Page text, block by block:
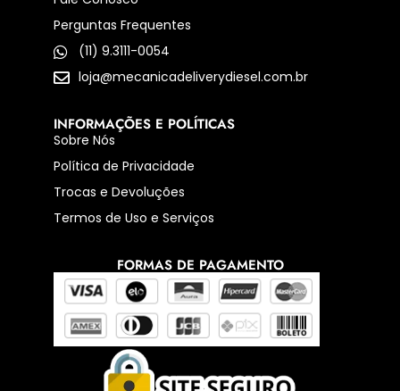
Perguntas Frequentes
(11) 9.3111-0054
loja@mecanicadeliverydiesel.com.br
INFORMAÇÕES E POLÍTICAS
Sobre Nós
Política de Privacidade
Trocas e Devoluções
Termos de Uso e Serviços
FORMAS DE PAGAMENTO